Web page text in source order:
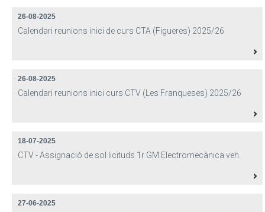
26-08-2025
Calendari reunions inici de curs CTA (Figueres) 2025/26
26-08-2025
Calendari reunions inici curs CTV (Les Franqueses) 2025/26
18-07-2025
CTV - Assignació de sol·licituds 1r GM Electromecànica veh.
27-06-2025